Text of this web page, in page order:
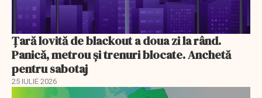
Ţară lovită de blackout a doua zi la rând.
Panică, metrou şi trenuri blocate. Anchetă
pentru sabotaj
25 IULIE 2026